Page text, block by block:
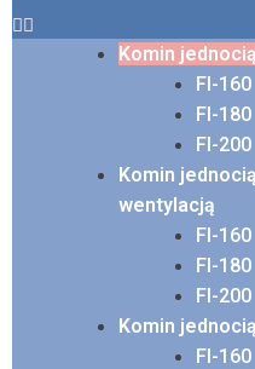
Komin
FI-160
FI-180
FI-200
Komin
wentylacją
FI-160
FI-180
FI-200
Komin
FI-160